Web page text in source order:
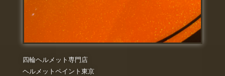
四輪ヘルメット専門店
ヘルメットペイント東京